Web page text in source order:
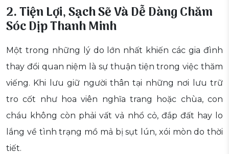
2. Tiện Lợi, Sạch Sẽ Và Dễ Dàng Chăm
Sóc Dịp Thanh Minh
Một trong những lý do lớn nhất khiến các gia đình
thay đổi quan niệm là sự thuận tiện trong việc thăm
viếng. Khi lưu giữ người thân tại những nơi lưu trữ
tro cốt như hoa viên nghĩa trang hoặc chùa, con
cháu không còn phải vất vả nhổ cỏ, đắp đất hay lo
lắng về tình trạng mồ mả bị sụt lún, xói mòn do thời
tiết.